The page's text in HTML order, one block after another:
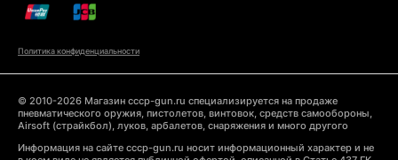
Политика конфиденциальности
© 2010-2026 Магазин cccp-gun.ru специализируется на продаже
пневматического оружия, пистолетов, винтовок, средств самообороны,
Airsoft (страйкбол), луков, арбалетов, снаряжения и много другого
Информация на сайте cccp-gun.ru носит информационный характер и не